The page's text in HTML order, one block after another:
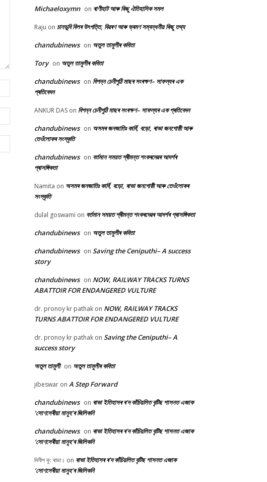
Website:
Michaeloxymn on ৰাণীহাট আৰু কিছু ঐতিহাসিক সমল
Raju on চানডুবি বিলৰ উৎপত্তি, বিৱৰণ আৰু ভ্ৰমণ সম্বন্ধনীয় কিছু তথ্য
chandubinews on অতুল তামুলীৰ কবিতা
Tory on অতুল তামুলীৰ কবিতা
chandubinews on বিপন্ন চেনীপুঠি মাছৰ সংৰক্ষণ– সাফল্যৰ এক
প্ৰতিবেদন
ANKUR DAS on বিপন্ন চেনীপুঠি মাছৰ সংৰক্ষণ– সাফল্যৰ এক প্ৰতিবেদন
chandubinews on অসমৰ জনজাতিঃ কাৰ্বি, বড়ো, ৰাভা জনগোষ্ঠী আৰু
তেওঁলোকৰ সংস্কৃতি
chandubinews on বৰ্তমান সময়ত শ্ৰীমন্ত শংকৰদেৱৰ আদৰ্শৰ
প্ৰাসঙ্গিকতা
Namita on অসমৰ জনজাতিঃ কাৰ্বি, বড়ো, ৰাভা জনগোষ্ঠী আৰু তেওঁলোকৰ
সংস্কৃতি
dulal goswami on বৰ্তমান সময়ত শ্ৰীমন্ত শংকৰদেৱৰ আদৰ্শৰ প্ৰাসঙ্গিকতা
chandubinews on অতুল তামুলীৰ কবিতা
chandubinews on Saving the Ceniputhi– A success
story
chandubinews on NOW, RAILWAY TRACKS TURNS
ABATTOIR FOR ENDANGERED VULTURE
dr. pronoy kr pathak on NOW, RAILWAY TRACKS
TURNS ABATTOIR FOR ENDANGERED VULTURE
dr. pronoy kr pathak on Saving the Ceniputhi– A
success story
অতুল তামুলী on অতুল তামুলীৰ কবিতা
jibeswar on A Step Forward
chandubinews on ৰাভা ইতিহাসৰ ৰ’দ কাঁচিয়লিত বৃটিছ শাসনত এজাক
‘সোণসেৰীয়া মানুহ’ৰ জিলিকনি
chandubinews on ৰাভা ইতিহাসৰ ৰ’দ কাঁচিয়লিত বৃটিছ শাসনত এজাক
‘সোণসেৰীয়া মানুহ’ৰ জিলিকনি
দিলীপ কু: ৰাভা। on ৰাভা ইতিহাসৰ ৰ’দ কাঁচিয়লিত বৃটিছ শাসনত এজাক
‘সোণসেৰীয়া মানুহ’ৰ জিলিকনি